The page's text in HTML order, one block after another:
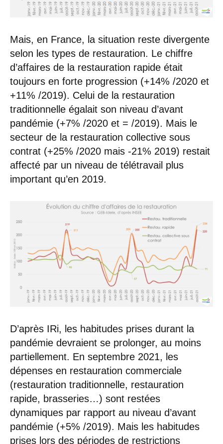
Mais, en France, la situation reste divergente
selon les types de restauration. Le chiffre
d’affaires de la restauration rapide était
toujours en forte progression (+14% /2020 et
+11% /2019). Celui de la restauration
traditionnelle égalait son niveau d’avant
pandémie (+7% /2020 et = /2019). Mais le
secteur de la restauration collective sous
contrat (+25% /2020 mais -21% 2019) restait
affecté par un niveau de télétravail plus
important qu’en 2019.
D’après IRi, les habitudes prises durant la
pandémie devraient se prolonger, au moins
partiellement. En septembre 2021, les
dépenses en restauration commerciale
(restauration traditionnelle, restauration
rapide, brasseries…) sont restées
dynamiques par rapport au niveau d’avant
pandémie (+5% /2019). Mais les habitudes
prises lors des périodes de restrictions